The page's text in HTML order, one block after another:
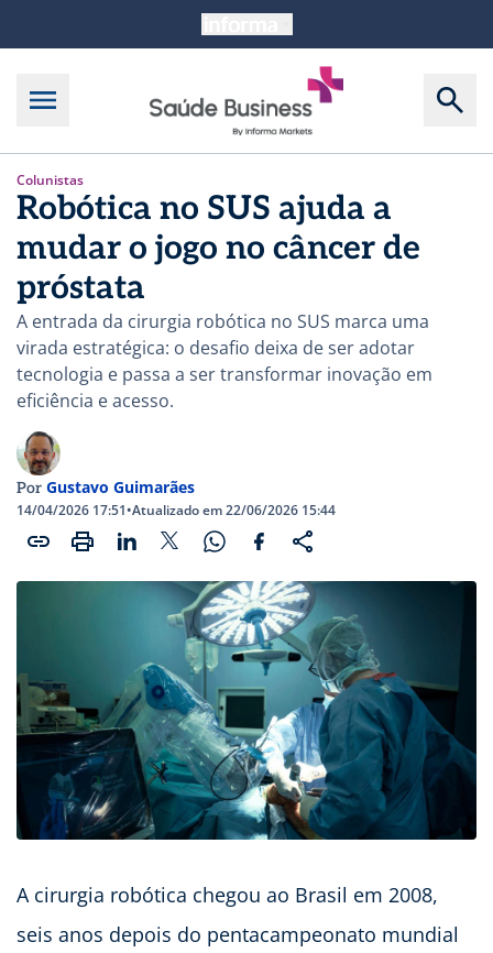
Colunistas
Robótica no SUS ajuda a
mudar o jogo no câncer de
próstata
A entrada da cirurgia robótica no SUS marca uma
virada estratégica: o desafio deixa de ser adotar
tecnologia e passa a ser transformar inovação em
eficiência e acesso.
Por Gustavo Guimarães
14/04/2026 17:51•Atualizado em 22/06/2026 15:44
A cirurgia robótica chegou ao Brasil em 2008,
seis anos depois do pentacampeonato mundial